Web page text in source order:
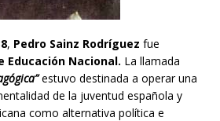
, Pedro Sainz Rodríguez fue
Educación Nacional. La llamada
estuvo destinada a operar una
de la juventud española y
como alternativa política e